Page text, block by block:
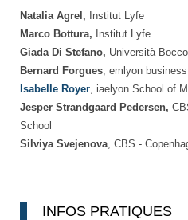
Natalia Agrel, Institut Lyfe
Marco Bottura, Institut Lyfe
Giada Di Stefano, Università
Bernard Forgues , emlyon
Isabelle Royer , iaelyon School of
Jesper Strandgaard Pedersen,
School
Silviya Svejenova , CBS -
INFOS PRATIQUES